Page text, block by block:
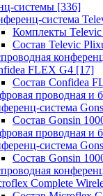
системы [336]
система
Комплекты
Состав Televic
FLEX G4 [17]
Состав Confidea
проводная и
система
Состав Gonsin
проводная и
система
Состав Gonsin
Complete